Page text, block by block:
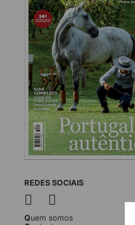
REDES SOCIAIS
Quem somos